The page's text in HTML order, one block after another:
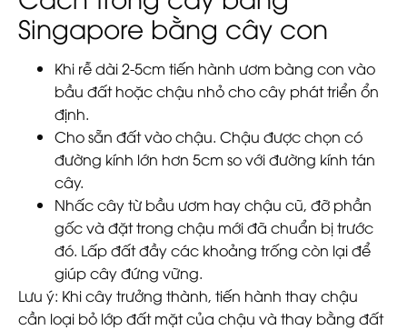
Singapore bằng cây con
Khi rễ dài 2-5cm tiến hành ươm bàng con vào
bầu đất hoặc chậu nhỏ cho cây phát triển ổn
định.
Cho sẵn đất vào chậu. Chậu được chọn có
đường kính lớn hơn 5cm so với đường kính tán
cây.
Nhấc cây từ bầu ươm hay chậu cũ, đỡ phần
gốc và đặt trong chậu mới đã chuẩn bị trước
đó. Lấp đất đầy các khoảng trống còn lại để
giúp cây đứng vững.
Lưu ý: Khi cây trưởng thành, tiến hành thay chậu
cần loại bỏ lớp đất mặt của chậu và thay bằng đất